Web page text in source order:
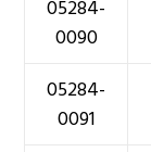
05284-
0090
05284-
0091